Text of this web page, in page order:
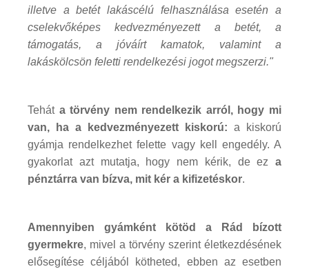
illetve a betét lakáscélú felhasználása esetén a
cselekvőképes kedvezményezett a betét, a
támogatás, a jóváírt kamatok, valamint a
lakáskölcsön feletti rendelkezési jogot megszerzi."
Tehát a törvény nem rendelkezik arról, hogy mi
van, ha a kedvezményezett kiskorú: a kiskorú
gyámja rendelkezhet felette vagy kell engedély. A
gyakorlat azt mutatja, hogy nem kérik, de ez a
pénztárra van bízva, mit kér a kifizetéskor.
Amennyiben gyámként kötöd a Rád bízott
gyermekre, mivel a törvény szerint életkezdésének
elősegítése céljából kötheted, ebben az esetben